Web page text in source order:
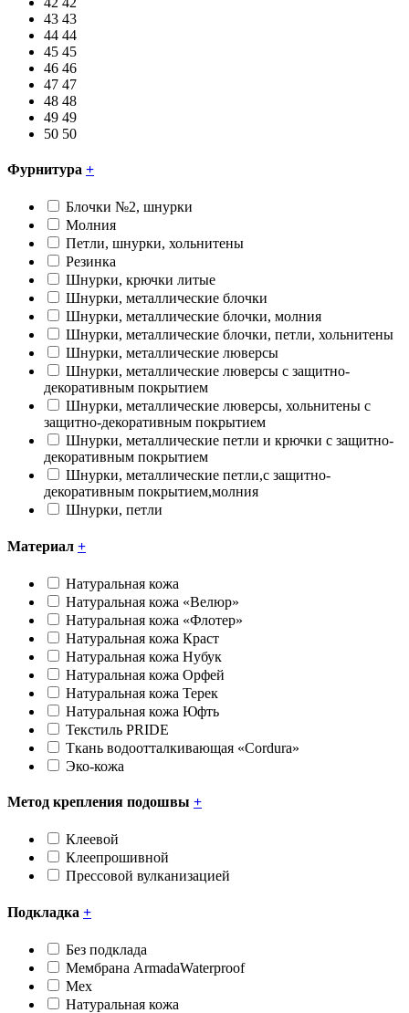
43 43
44 44
45 45
46 46
47 47
48 48
49 49
50 50
Фурнитура +
Блочки №2, шнурки
Молния
Петли, шнурки, хольнитены
Резинка
Шнурки, крючки литые
Шнурки, металлические блочки
Шнурки, металлические блочки, молния
Шнурки, металлические блочки, петли, хольнитены
Шнурки, металлические люверсы
Шнурки, металлические люверсы с защитно-
декоративным покрытием
Шнурки, металлические люверсы, хольнитены с
защитно-декоративным покрытием
Шнурки, металлические петли и крючки с защитно-
декоративным покрытием
Шнурки, металлические петли,с защитно-
декоративным покрытием,молния
Шнурки, петли
Материал +
Натуральная кожа
Натуральная кожа «Велюр»
Натуральная кожа «Флотер»
Натуральная кожа Краст
Натуральная кожа Нубук
Натуральная кожа Орфей
Натуральная кожа Терек
Натуральная кожа Юфть
Текстиль PRIDE
Ткань водоотталкивающая «Cоrdura»
Эко-кожа
Метод крепления подошвы +
Клеевой
Клеепрошивной
Прессовой вулканизацией
Подкладка +
Без подклада
Мембрана ArmadaWaterproof
Мех
Натуральная кожа